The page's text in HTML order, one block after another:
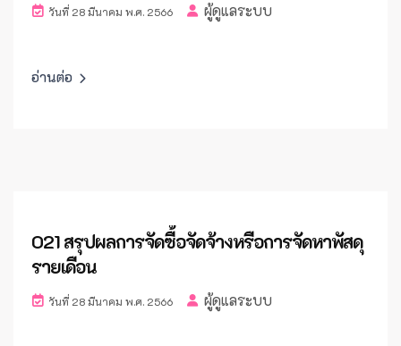
วันที่ 28 มีนาคม พ.ศ. 2566 ผู้ดูแลระบบ
อ่านต่อ
O21 สรุปผลการจัดซื้อจัดจ้างหรือการจัดหาพัสดุ
รายเดือน
วันที่ 28 มีนาคม พ.ศ. 2566 ผู้ดูแลระบบ